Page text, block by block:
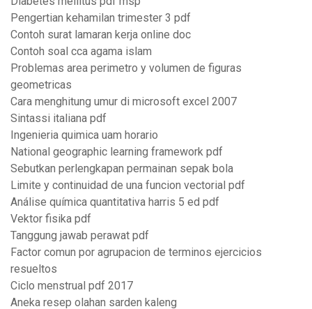
Pengertian kehamilan trimester 3 pdf
Contoh surat lamaran kerja online doc
Contoh soal cca agama islam
Problemas area perimetro y volumen de figuras
geometricas
Cara menghitung umur di microsoft excel 2007
Sintassi italiana pdf
Ingenieria quimica uam horario
National geographic learning framework pdf
Sebutkan perlengkapan permainan sepak bola
Limite y continuidad de una funcion vectorial pdf
Análise química quantitativa harris 5 ed pdf
Vektor fisika pdf
Tanggung jawab perawat pdf
Factor comun por agrupacion de terminos ejercicios
resueltos
Ciclo menstrual pdf 2017
Aneka resep olahan sarden kaleng